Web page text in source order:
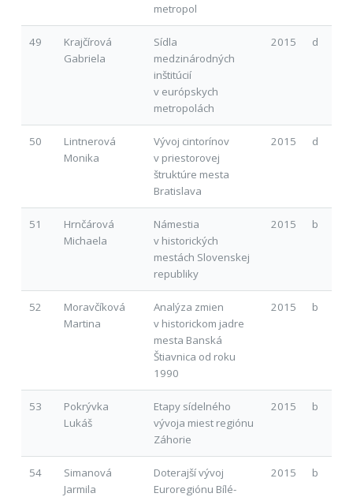
metropol
49
Krajčírová
Gabriela
Sídla
medzinárodných
inštitúcií
v európskych
metropolách
2015 d
50
Lintnerová
Monika
Vývoj cintorínov
v priestorovej
štruktúre mesta
Bratislava
2015 d
51
Hrnčárová
Michaela
Námestia
v historických
mestách Slovenskej
republiky
2015 b
52
Moravčíková
Martina
Analýza zmien
v historickom jadre
mesta Banská
Štiavnica od roku
1990
2015 b
53
Pokrývka
Lukáš
Etapy sídelného
vývoja miest regiónu
Záhorie
2015 b
54
Simanová
Jarmila
Doterajší vývoj
Euroregiónu Bílé-
2015 b